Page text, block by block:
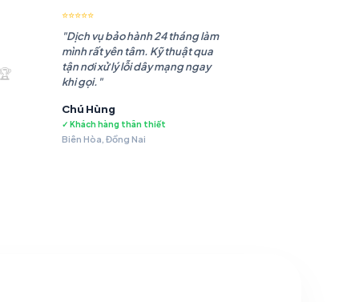
₫.
⭐⭐⭐⭐⭐
"Dịch vụ bảo hành 24 tháng làm
mình rất yên tâm. Kỹ thuật qua
tận nơi xử lý lỗi dây mạng ngay
khi gọi."
Chú Hùng
✓ Khách hàng thân thiết
Biên Hòa, Đồng Nai